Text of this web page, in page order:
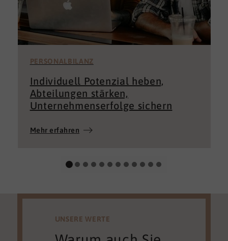
PERSONALBILANZ
Individuell Potenzial heben,
Abteilungen stärken,
Unternehmenserfolge sichern
Mehr erfahren
UNSERE WERTE